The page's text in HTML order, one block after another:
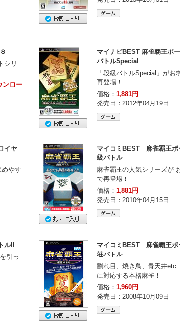
シリ
ンロー
マイナビBEST 麻雀覇王ポ
バトルSpecial
「段級バトルSpecial」がお
再登場！
価格： 1,881円
発売日：2012年04月19日
イヤ
めやす
マイコミBEST 麻雀覇王
級バトル
麻雀覇王の人気シリーズが
で再登場！
価格： 1,881円
発売日：2010年04月15日
II
引っ
マイコミBEST 麻雀覇王
荘バトル
割れ目、焼き鳥、青天井
に対応する本格麻雀！
価格： 1,960円
発売日：2008年10月09日